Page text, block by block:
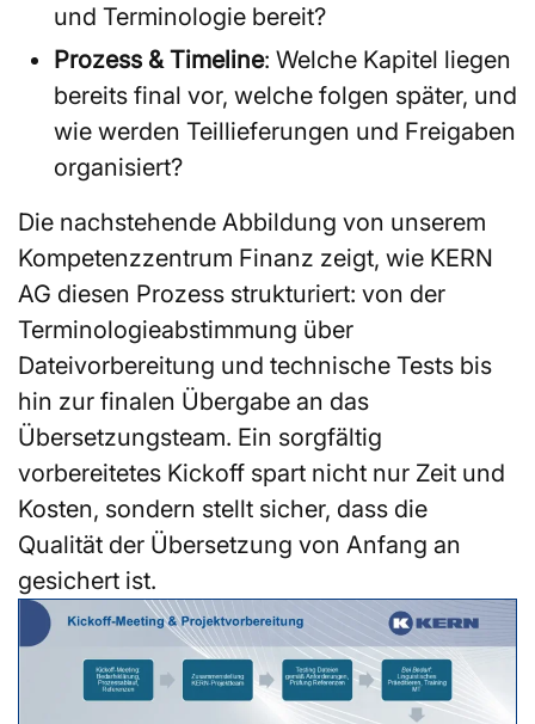
und Terminologie bereit?
Prozess & Timeline: Welche Kapitel liegen
bereits final vor, welche folgen später, und
wie werden Teillieferungen und Freigaben
organisiert?
Die nachstehende Abbildung von unserem
Kompetenzzentrum Finanz zeigt, wie KERN
AG diesen Prozess strukturiert: von der
Terminologieabstimmung über
Dateivorbereitung und technische Tests bis
hin zur finalen Übergabe an das
Übersetzungsteam. Ein sorgfältig
vorbereitetes Kickoff spart nicht nur Zeit und
Kosten, sondern stellt sicher, dass die
Qualität der Übersetzung von Anfang an
gesichert ist.